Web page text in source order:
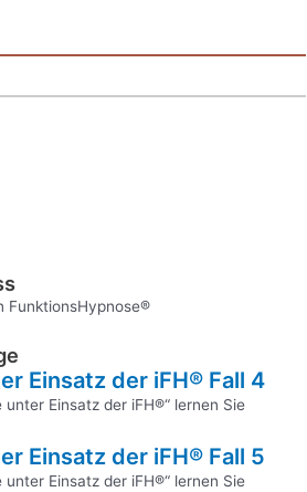
FunktionsHypnose®
Einsatz der iFH® Fall 4
Einsatz der iFH®“ lernen Sie
Einsatz der iFH® Fall 5
Einsatz der iFH®“ lernen Sie